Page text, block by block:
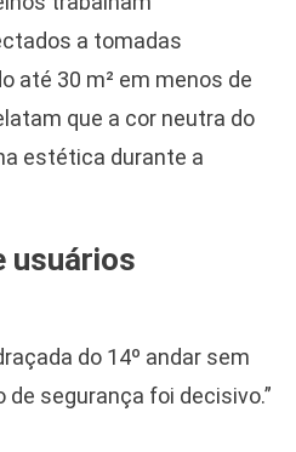
a tomadas
até 30 m² em menos de
que a cor neutra do
estética durante a
usuários
do 14º andar sem
de segurança foi decisivo.”